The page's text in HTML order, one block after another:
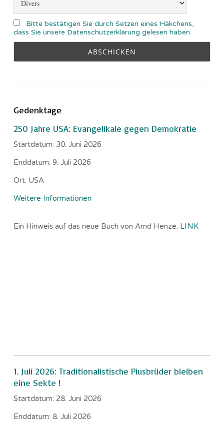
Bitte bestätigen Sie durch Setzen eines Häkchens,
dass Sie unsere Datenschutzerklärung gelesen haben.
Gedenktage
250 Jahre USA: Evangelikale gegen Demokratie
Startdatum: 30. Juni 2026
Enddatum: 9. Juli 2026
Ort: USA
Weitere Informationen
Ein Hinweis auf das neue Buch von Arnd Henze. LINK
1. Juli 2026: Traditionalistische Piusbrüder bleiben
eine Sekte !
Startdatum: 28. Juni 2026
Enddatum: 8. Juli 2026